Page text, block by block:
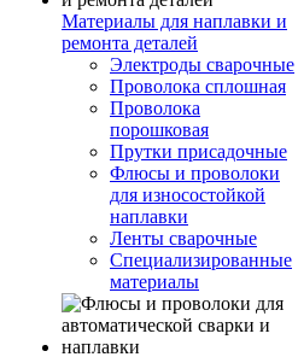
Материалы для наплавки и
ремонта деталей
Электроды сварочные
Проволока сплошная
Проволока
порошковая
Прутки присадочные
Флюсы и проволоки
для износостойкой
наплавки
Ленты сварочные
Специализированные
материалы